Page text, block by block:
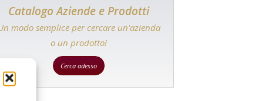
Catalogo Aziende e Prodotti
modo semplice per cercare un'azienda
o un prodotto!
Cerca adesso